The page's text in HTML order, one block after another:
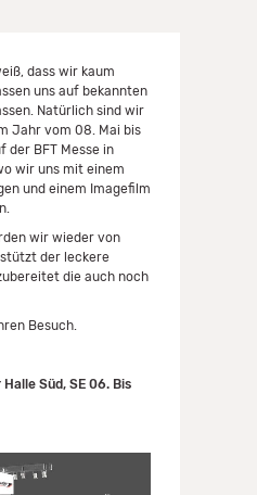
dass wir kaum
uns auf bekannten
Natürlich sind wir
Jahr vom 08. Mai bis
der BFT Messe in
wir uns mit einem
und einem Imagefilm
wir wieder von
der leckere
die auch noch
Besuch.
Süd, SE 06. Bis